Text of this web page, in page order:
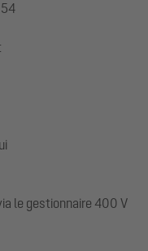
le gestionnaire 400 V